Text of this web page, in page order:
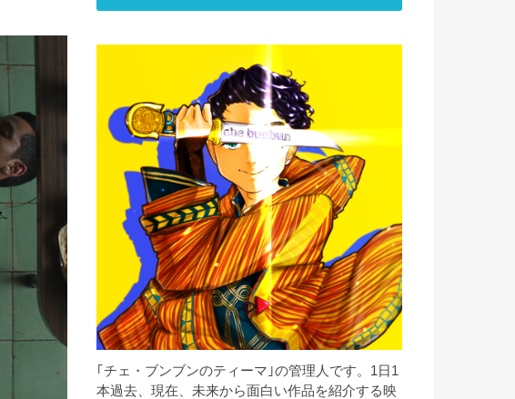
｢チェ・ブンブンのティーマ｣の管理人です。1日1
本過去、現在、未来から面白い作品を紹介する映